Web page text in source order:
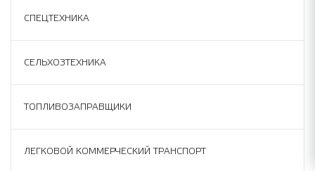
СПЕЦТЕХНИКА
СЕЛЬХОЗТЕХНИКА
ТОПЛИВОЗАПРАВЩИКИ
ЛЕГКОВОЙ КОММЕРЧЕСКИЙ ТРАНСПОРТ